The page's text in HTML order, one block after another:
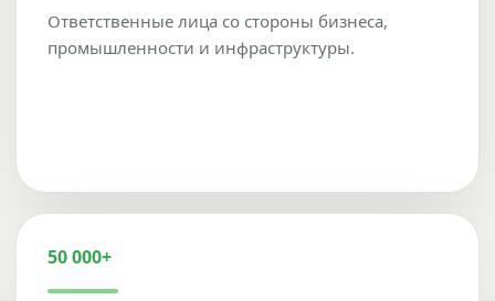
Ответственные лица со стороны бизнеса,
промышленности и инфраструктуры.
50 000+